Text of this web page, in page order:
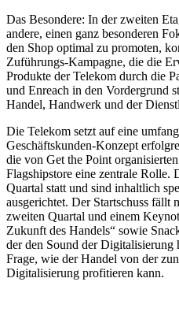
Das Besondere: In der zweiten
andere, einen ganz besonderen
den Shop optimal zu promoten,
Zuführungs-Kampagne, die die
Produkte der Telekom durch die
und Enreach in den Vordergrund
Handel, Handwerk und der
Die Telekom setzt auf eine
Geschäftskunden-Konzept
die von Get the Point organisierten
Flagshipstore eine zentrale Rolle.
Quartal statt und sind inhaltlich
ausgerichtet. Der Startschuss fällt
zweiten Quartal und einem
Zukunft des Handels“ sowie
der den Sound der Digitalisierung
Frage, wie der Handel von der
Digitalisierung profitieren kann.